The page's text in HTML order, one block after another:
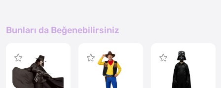
Bunları da Beğenebilirsiniz